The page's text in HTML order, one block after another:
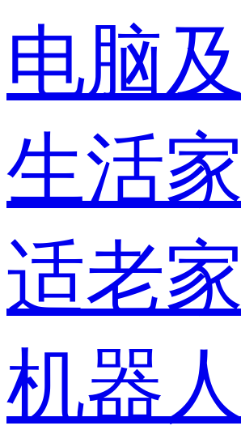
电脑
生活
适老
机器人